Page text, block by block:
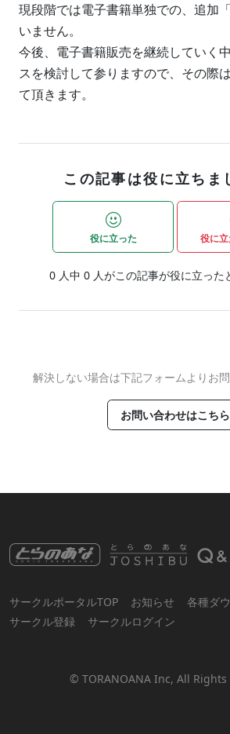
現段階では電子書籍単独での、追加
いません。
今後、電子書籍販売を継続していく
スを検討して参りますので、その際
て頂きます。
この記事は役に立ちま
役に立った 役に
0 人中 0 人がこの記事が役に立った
解決しない場合は下記フォームよりお
お問い合わせはこちら
サークルポータルTOP お知らせ
各種ダ
サークル登録
サークルログイン
© TORANOANA Inc, All Rights